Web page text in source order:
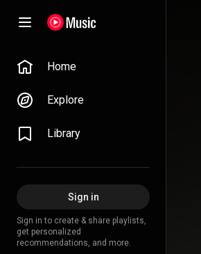
Home
Explore
Library
Sign in
Sign in to create & share playlists,
get personalized
recommendations, and more.